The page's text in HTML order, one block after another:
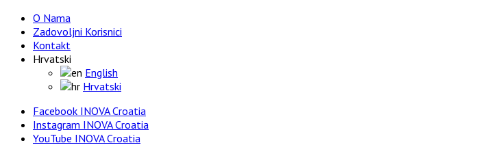
O Nama
Zadovoljni Korisnici
Kontakt
Hrvatski
English
Hrvatski
Facebook INOVA Croatia
Instagram INOVA Croatia
YouTube INOVA Croatia